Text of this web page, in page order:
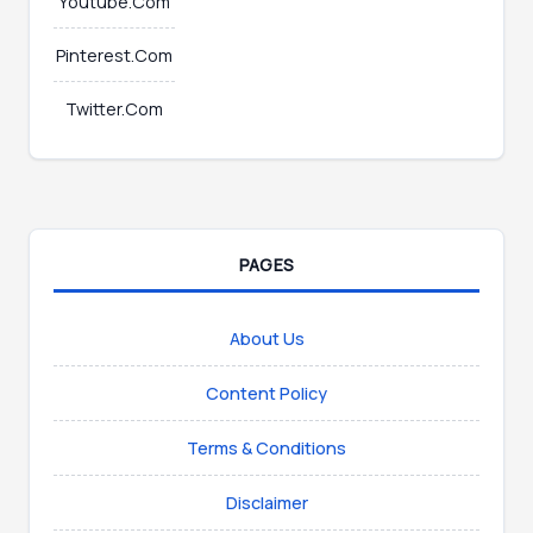
Pinterest.Com
Twitter.Com
PAGES
About Us
Content Policy
Terms & Conditions
Disclaimer